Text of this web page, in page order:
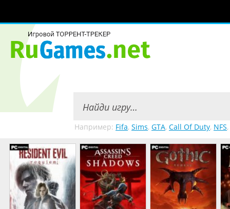
Например: Fifa, Sims, GTA, Call Of Duty, NFS,